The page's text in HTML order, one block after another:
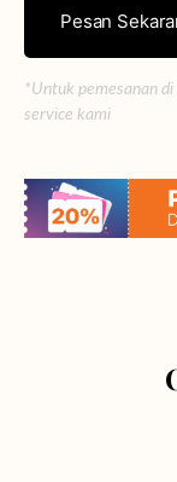
Pesan
*Untuk pemesanan
service kami